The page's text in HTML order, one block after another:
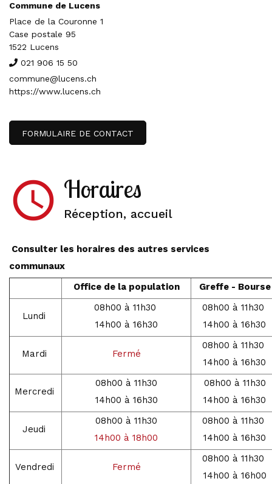
Commune de Lucens
Place de la Couronne 1
Case postale 95
1522 Lucens
021 906 15 50
commune@lucens.ch
https://www.lucens.ch
FORMULAIRE DE CONTACT
access_time Horaires
Réception, accueil
Consulter les horaires des autres services
communaux
Office de la population
Greffe - Bourse
Lundi
08h00 à 11h30
14h00 à 16h30
08h00 à 11h30
14h00 à 16h30
Mardi Fermé
08h00 à 11h30
14h00 à 16h30
Mercredi
08h00 à 11h30
14h00 à 16h30
08h00 à 11h30
14h00 à 16h30
Jeudi
08h00 à 11h30
14h00 à 18h00
08h00 à 11h30
14h00 à 16h30
Vendredi Fermé
08h00 à 11h30
14h00 à 16h00